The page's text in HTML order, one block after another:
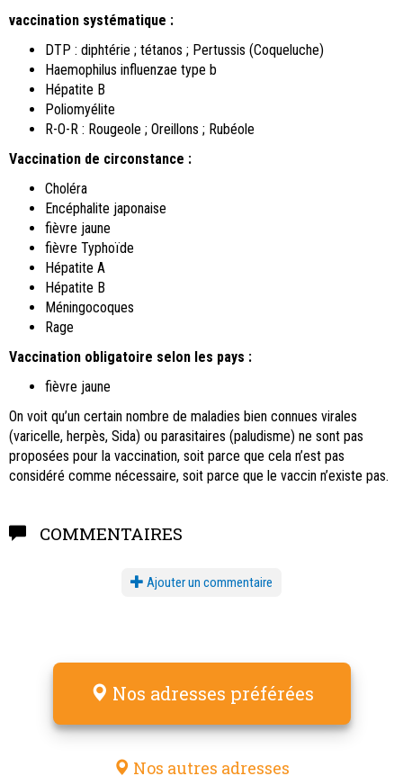
vaccination systématique :
DTP : diphtérie ; tétanos ; Pertussis (Coqueluche)
Haemophilus influenzae type b
Hépatite B
Poliomyélite
R-O-R : Rougeole ; Oreillons ; Rubéole
Vaccination de circonstance :
Choléra
Encéphalite japonaise
fièvre jaune
fièvre Typhoïde
Hépatite A
Hépatite B
Méningocoques
Rage
Vaccination obligatoire selon les pays :
fièvre jaune
On voit qu’un certain nombre de maladies bien connues virales
(varicelle, herpès, Sida) ou parasitaires (paludisme) ne sont pas
proposées pour la vaccination, soit parce que cela n’est pas
considéré comme nécessaire, soit parce que le vaccin n’existe pas.
COMMENTAIRES
Ajouter un commentaire
Nos adresses préférées
Nos autres adresses